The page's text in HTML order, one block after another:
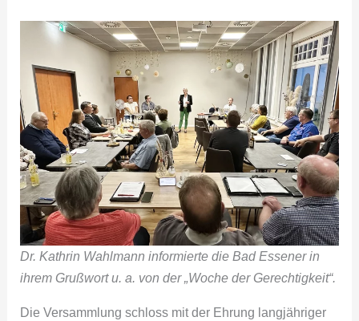
Dr. Kathrin Wahlmann informierte die Bad Essener in
ihrem Grußwort u. a. von der „Woche der Gerechtigkeit“.
Die Versammlung schloss mit der Ehrung langjähriger